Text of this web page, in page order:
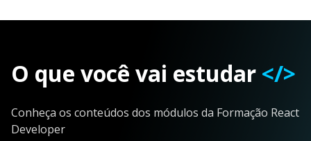
O que você vai estudar </>
Conheça os conteúdos dos módulos da Formação React
Developer